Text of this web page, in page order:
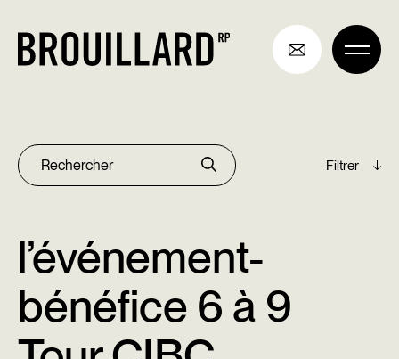
contenu
l’événement-
bénéfice 6 à 9
Rechercher : Archives